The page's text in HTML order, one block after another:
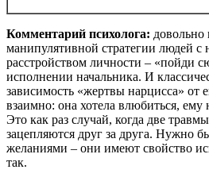
Комментарий психолога: довольно
манипулятивной стратегии людей с
расстройством личности – «пойди
исполнении начальника. И
зависимость «жертвы нарцисса» от
взаимно: она хотела влюбиться,
Это как раз случай, когда две
зацепляются друг за друга. Нужно
желаниями – они имеют свойство
так.